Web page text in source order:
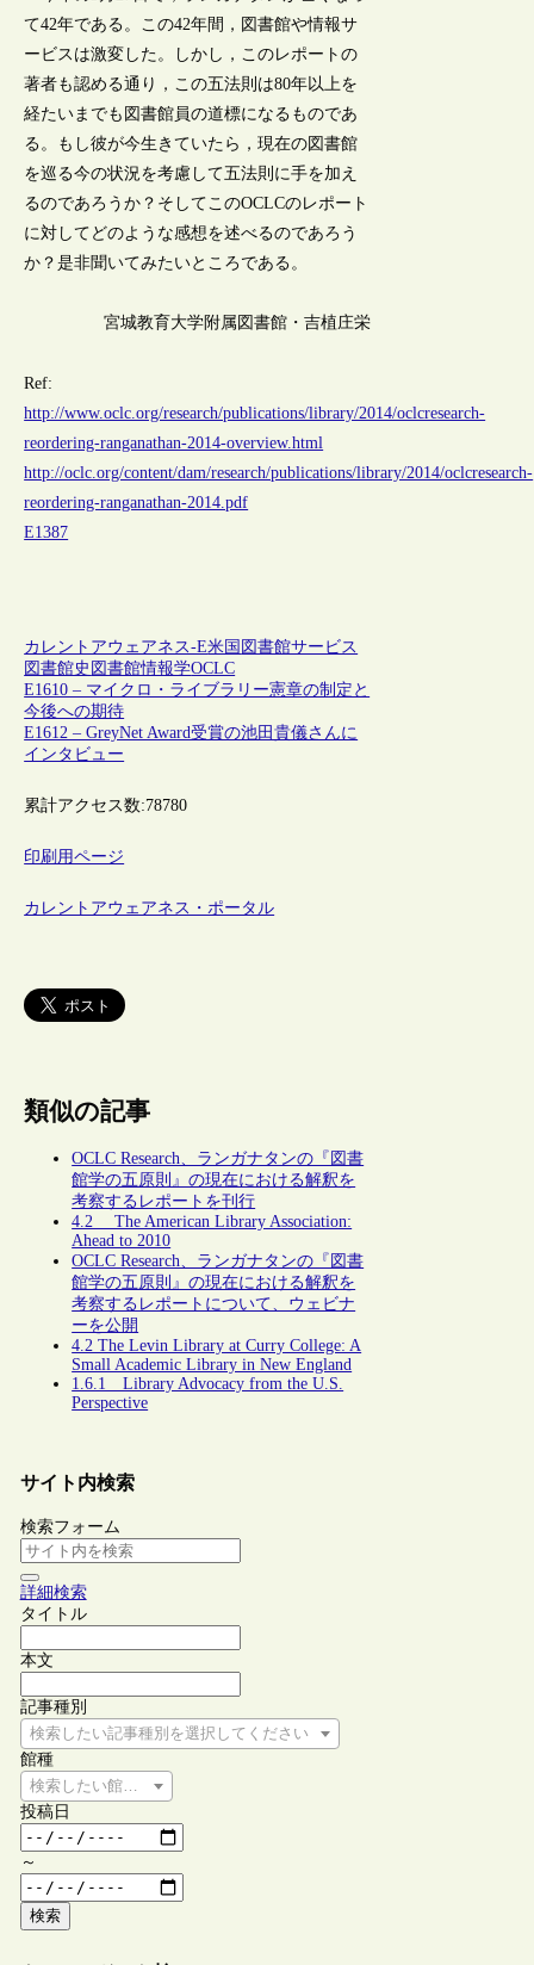
て42年である。この42年間，図書館や情報サ
ービスは激変した。しかし，このレポートの
著者も認める通り，この五法則は80年以上を
経たいまでも図書館員の道標になるものであ
る。もし彼が今生きていたら，現在の図書館
を巡る今の状況を考慮して五法則に手を加え
るのであろうか？そしてこのOCLCのレポート
に対してどのような感想を述べるのであろう
か？是非聞いてみたいところである。
宮城教育大学附属図書館・吉植庄栄
Ref:
http://www.oclc.org/research/publications/library/2014/oclcresearch-
reordering-ranganathan-2014-overview.html
http://oclc.org/content/dam/research/publications/library/2014/oclcresearch-
reordering-ranganathan-2014.pdf
E1387
カレントアウェアネス-E米国 図書館サービス
図書館史 図書館情報学OCLC
E1610 – マイクロ・ライブラリー憲章の制定と
今後への期待
E1612 – GreyNet Award受賞の池田貴儀さんに
インタビュー
累計アクセス数:78780
印刷用ページ
カレントアウェアネス・ポータル
類似の記事
OCLC Research、ランガナタンの『図書
館学の五原則』の現在における解釈を
考察するレポートを刊行
4.2 The American Library Association:
Ahead to 2010
OCLC Research、ランガナタンの『図書
館学の五原則』の現在における解釈を
考察するレポートについて、ウェビナ
ーを公開
4.2 The Levin Library at Curry College: A
Small Academic Library in New England
1.6.1 Library Advocacy from the U.S.
Perspective
サイト内検索
検索フォーム
詳細検索
タイトル
本文
記事種別
検索したい記事種別を選択してください
館種
検索したい館種を選択してください
投稿日
～
検索